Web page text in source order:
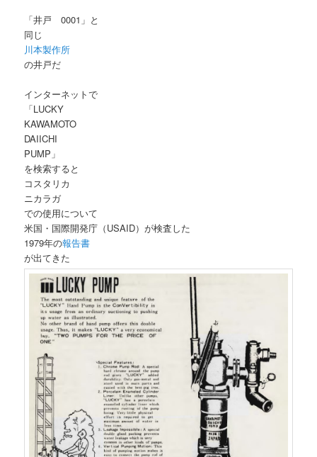
「井戸 0001」と
同じ
川本製作所
の井戸だ
インターネットで
「LUCKY
KAWAMOTO
DAIICHI
PUMP」
を検索すると
コスタリカ
ニカラガ
での使用について
米国・国際開発庁（USAID）が検査した
1979年の報告書
が出てきた